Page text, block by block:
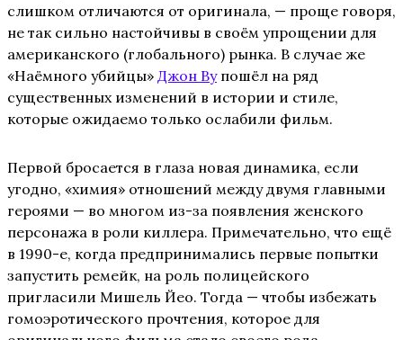
слишком отличаются от оригинала, — проще говоря,
не так сильно настойчивы в своём упрощении для
американского (глобального) рынка. В случае же
«Наёмного убийцы» Джон Вупошёл на ряд
существенных изменений в истории и стиле,
которые ожидаемо только ослабили фильм.
Первой бросается в глаза новая динамика, если
угодно, «химия» отношений между двумя главными
героями — во многом из-за появления женского
персонажа в роли киллера. Примечательно, что ещё
в 1990-е, когда предпринимались первые попытки
запустить ремейк, на роль полицейского
пригласили Мишель Йео. Тогда — чтобы избежать
гомоэротического прочтения, которое для